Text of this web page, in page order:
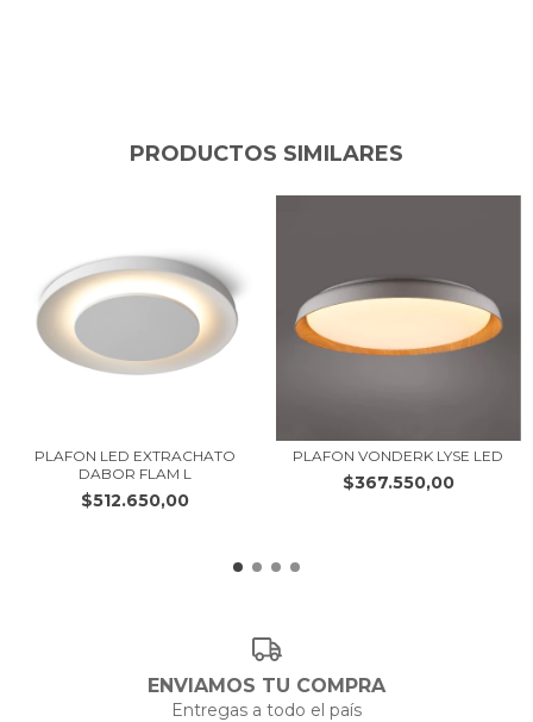
PRODUCTOS SIMILARES
PLAFON LED EXTRACHATO
DABOR FLAM L
$512.650,00
PLAFON VONDERK LYSE LED
$367.550,00
ENVIAMOS TU COMPRA
Entregas a todo el país